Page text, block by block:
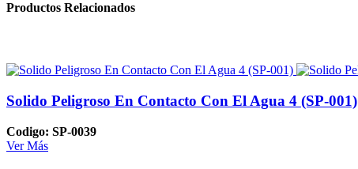
Productos Relacionados
Solido Peligroso En Contacto Con El Agua 4 (SP-001)
Codigo: SP-0039
Ver Más